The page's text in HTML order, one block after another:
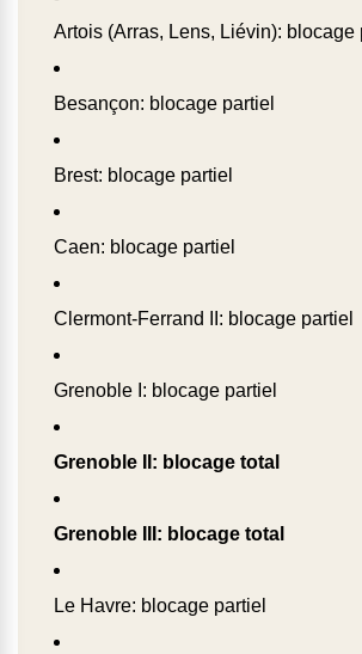
Artois (Arras, Lens, Liévin): blocage
Besançon: blocage partiel
Brest: blocage partiel
Caen: blocage partiel
Clermont-Ferrand II: blocage partiel
Grenoble I: blocage partiel
Grenoble II: blocage total
Grenoble III: blocage total
Le Havre: blocage partiel